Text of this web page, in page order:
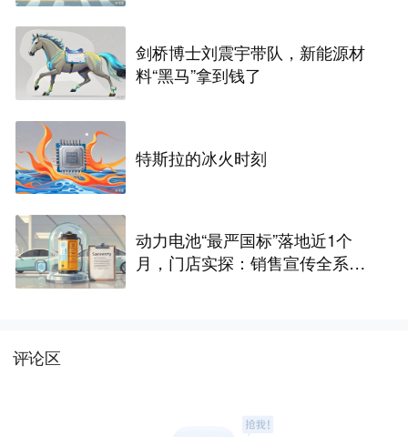
剑桥博士刘震宇带队，新能源材
料“黑马”拿到钱了
特斯拉的冰火时刻
动力电池“最严国标”落地近1个
月，门店实探：销售宣传全系达
评论区